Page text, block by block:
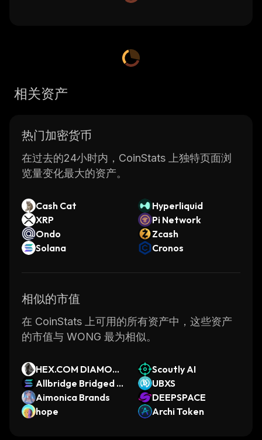
相关资产
热门加密货币
在过去的24小时内，CoinStats 上独特页面浏
览量变化最大的资产。
Cash Cat
Hyperliquid
XRP
Pi Network
Ondo
Zcash
Solana
Cronos
相似的市值
在 CoinStats 上可用的所有资产中，这些资产
的市值与 WONG 最为相似。
HEX.COM DIAMON
D
Scoutly AI
Allbridge Bridged S
OL (Near Protocol)
UBXS
Aimonica Brands
DEEPSPACE
hope
Archi Token